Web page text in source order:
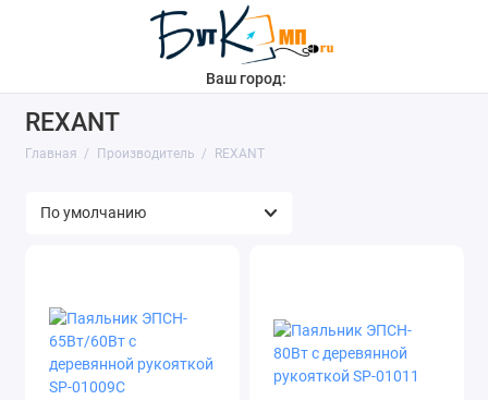
Ваш город:
REXANT
Главная Производитель REXANT